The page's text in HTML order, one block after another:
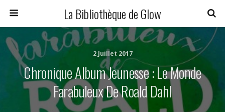
La Bibliothèque de Glow
2 Juillet 2017
Chronique Album Jeunesse : Le Monde
Farabuleux De Roald Dahl